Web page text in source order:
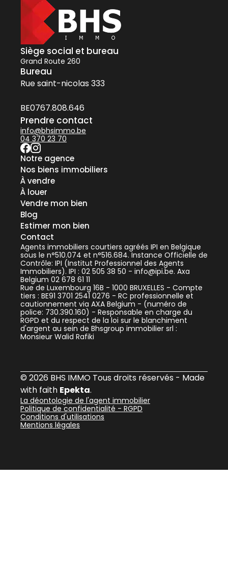
Siège social et bureau
Grand Route 260
Bureau
Rue saint-nicolas 333
BE0767.808.646
Prendre contact
info@bhsimmo.be
04 370 23 70
Notre agence
Nos biens immobiliers
À vendre
À louer
Vendre mon bien
Blog
Estimer mon bien
Contact
Agents immobiliers courtiers agréés IPI en Belgique
sous le n°510.074 et n°516.684. Instance Officielle de
Contrôle: IPI (Institut Professionnel des Agents
Immobiliers). IPI : 02 505 38 50 - info@ipi.be. Axa
Belgium 02 678 61 11
Rue de Luxembourg 16B - 1000 BRUXELLES - Compte
tiers : BE91 3701 2541 0276 - RC professionnelle et
cautionnement via AXA Belgium - (numéro de
police: 730.390.160) - Responsable en charge du
RGPD et du respect de la loi sur le blanchiment
d'argent au sein de Bhsgroup immobilier srl :
Monsieur Walid Rafiki
© 2026 BHS IMMO Tous droits réservés - Made
with faith Epekta.
La déontologie de l'agent immobilier
Politique de confidentialité - RGPD
Conditions d'utilisations
Mentions légales